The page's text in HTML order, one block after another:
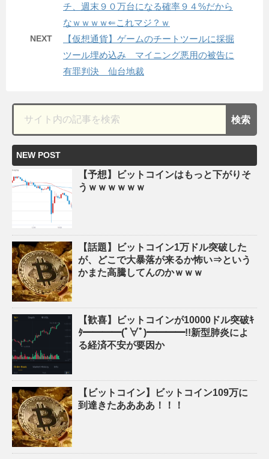
チ、週末９０万台になる確率９４%だから
なｗｗｗｗ⇐これマジ？ｗ
NEXT
【仮想通貨】ゲームのチートツールに採掘
ツール埋め込み マイニング悪用の被告に
有罪判決 仙台地裁
NEW POST
【予想】ビットコインはもっと下がりそ
うｗｗｗｗｗｗ
【話題】ビットコイン1万ドル突破した
が、どこで大暴落が来るか怖い⇒という
かまた高騰してんのかｗｗｗ
【歓喜】ビットコインが10000ドル突破ｷ
ﾀ━━━━(ﾟ∀ﾟ)━━━━!!新型肺炎によ
る経済不安が要因か
【ビットコイン】ビットコイン109万に
到達きたああああ！！！